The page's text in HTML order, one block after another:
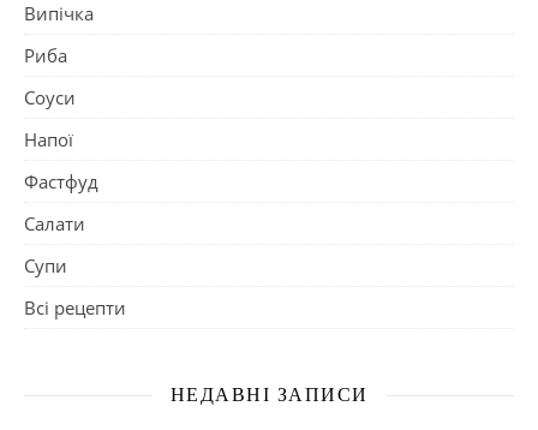
Випічка
Риба
Соуси
Напої
Фастфуд
Салати
Супи
Всі рецепти
НЕДАВНІ ЗАПИСИ